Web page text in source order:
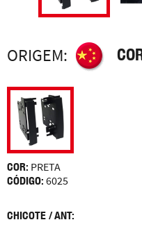
ORIGEM:
COR: PRETA
CÓDIGO: 6025
CHICOTE / ANT: